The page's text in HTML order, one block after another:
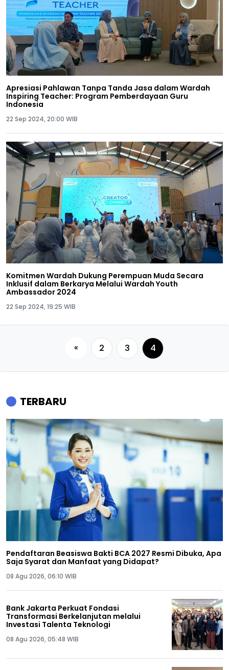
Apresiasi Pahlawan Tanpa Tanda Jasa dalam Wardah
Inspiring Teacher: Program Pemberdayaan Guru
Indonesia
22 Sep 2024, 20:00 WIB
Komitmen Wardah Dukung Perempuan Muda Secara
Inklusif dalam Berkarya Melalui Wardah Youth
Ambassador 2024
22 Sep 2024, 19:25 WIB
« 2 3 4
TERBARU
Pendaftaran Beasiswa Bakti BCA 2027 Resmi Dibuka, Apa
Saja Syarat dan Manfaat yang Didapat?
08 Agu 2026, 06:10 WIB
Bank Jakarta Perkuat Fondasi
Transformasi Berkelanjutan melalui
Investasi Talenta Teknologi
08 Agu 2026, 05:48 WIB